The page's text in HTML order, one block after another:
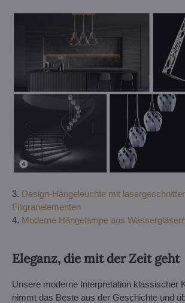
3. Design-Hängeleuchte mit
Filigranelementen
4. Moderne Hängelampe aus
Eleganz, die mit der Zeit geht
Unsere moderne Interpretation klassischer
nimmt das Beste aus der Geschichte und